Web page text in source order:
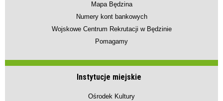
Mapa Będzina
Numery kont bankowych
Wojskowe Centrum Rekrutacji w Będzinie
Pomagamy
Instytucje miejskie
Ośrodek Kultury